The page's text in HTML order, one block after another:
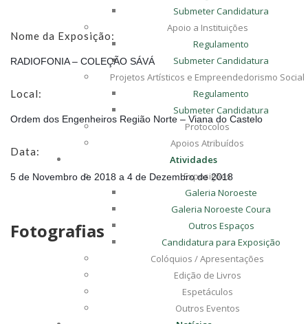
Submeter Candidatura
Apoio a Instituições
Regulamento
Submeter Candidatura
Projetos Artísticos e Empreendedorismo Social
Regulamento
Submeter Candidatura
Protocolos
Apoios Atribuídos
Atividades
Exposições
Galeria Noroeste
Galeria Noroeste Coura
Outros Espaços
Candidatura para Exposição
Colóquios / Apresentações
Edição de Livros
Espetáculos
Outros Eventos
Nome da Exposição:
RADIOFONIA – COLEÇÃO SÁVÁ
Local:
Ordem dos Engenheiros Região Norte – Viana do Castelo
Data:
5 de Novembro de 2018 a 4 de Dezembro de 2018
Fotografias